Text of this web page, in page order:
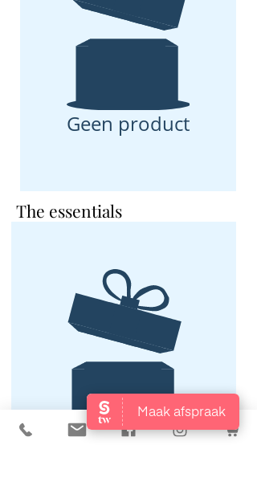
Geen product
The essentials
Geen product